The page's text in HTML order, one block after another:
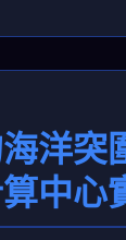
洋突
中心